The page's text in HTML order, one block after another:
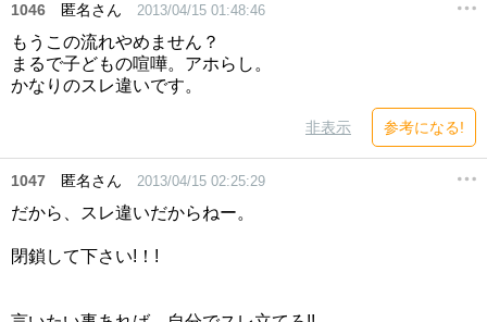
1046 匿名さん 2013/04/15 01:48:46
もうこの流れやめません？
まるで子どもの喧嘩。アホらし。
かなりのスレ違いです。
非表示 参考になる!
1047 匿名さん 2013/04/15 02:25:29
だから、スレ違いだからねー。
閉鎖して下さい!！!